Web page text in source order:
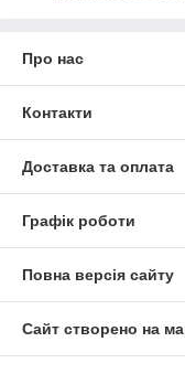
Про нас
Контакти
Доставка та оплата
Графік роботи
Повна версія сайту
Сайт створено на